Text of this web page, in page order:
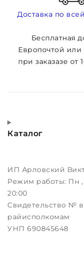
Доставка по
Бесплатная
Европочтой или
при заказазе от
Каталог
ИП Арловский
Режим работы: Пн
20:00
Свидетельство №
райисполкомам
УНП 690845648